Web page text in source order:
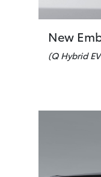
New
(Q Hybrid